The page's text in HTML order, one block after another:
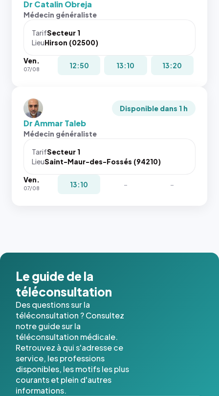
Dr Catalin Obreja
Médecin généraliste
TarifSecteur 1
LieuHirson (02500)
Ven.
07/08 12:50 13:10 13:20
Disponible dans 1 h
Dr Ammar Taleb
Médecin généraliste
TarifSecteur 1
LieuSaint-Maur-des-Fossés (94210)
Ven.
07/08 13:10 - -
Le guide de la
téléconsultation
Des questions sur la
téléconsultation ? Consultez
notre guide sur la
téléconsultation médicale.
Retrouvez à qui s'adresse ce
service, les professions
disponibles, les motifs les plus
courants et plein d'autres
informations.